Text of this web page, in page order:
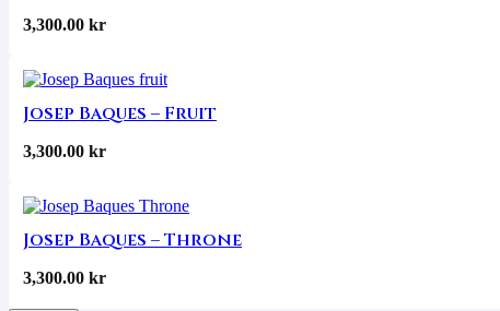
3,300.00 kr
Josep Baques – Fruit
3,300.00 kr
Josep Baques – Throne
3,300.00 kr